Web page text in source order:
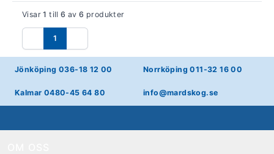
Visar1 till6 av6 produkter
Föregående
1
Nästa
Jönköping 036-18 12 00 Norrköping 011-32 16 00
Kalmar 0480-45 64 80 info@mardskog.se